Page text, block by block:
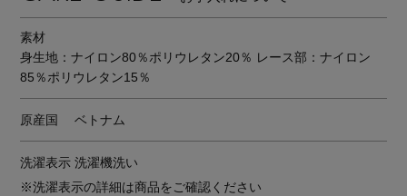
素材
身生地：ナイロン80％ポリウレタン20％ レース部：ナイロン
85％ポリウレタン15％
原産国 ベトナム
洗濯表示 洗濯機洗い
※洗濯表示の詳細は商品をご確認ください